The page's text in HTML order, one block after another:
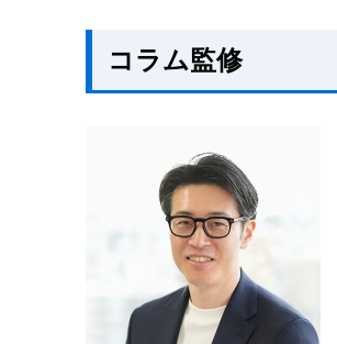
コラム監修